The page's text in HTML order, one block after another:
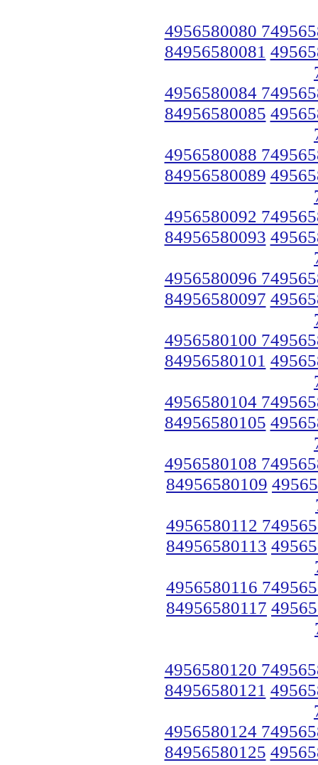
4956580080
84956580081
4956580084
84956580085
4956580088
84956580089
4956580092
84956580093
4956580096
84956580097
4956580100
84956580101
4956580104
84956580105
4956580108
84956580109
4956580112
84956580113
4956580116
84956580117
4956580120
84956580121
4956580124
84956580125